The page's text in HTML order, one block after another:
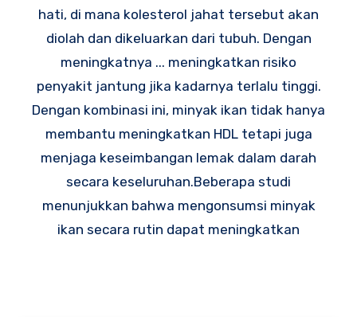
hati, di mana kolesterol jahat tersebut akan
diolah dan dikeluarkan dari tubuh. Dengan
meningkatnya ... meningkatkan risiko
penyakit jantung jika kadarnya terlalu tinggi.
Dengan kombinasi ini, minyak ikan tidak hanya
membantu meningkatkan HDL tetapi juga
menjaga keseimbangan lemak dalam darah
secara keseluruhan.Beberapa studi
menunjukkan bahwa mengonsumsi minyak
ikan secara rutin dapat meningkatkan